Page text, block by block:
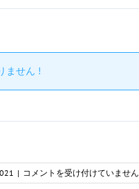
ません !
| 航
空
コメントを受け付けていません